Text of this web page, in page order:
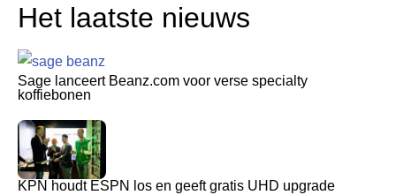
Het laatste nieuws
Sage lanceert Beanz.com voor verse specialty
koffiebonen
KPN houdt ESPN los en geeft gratis UHD upgrade